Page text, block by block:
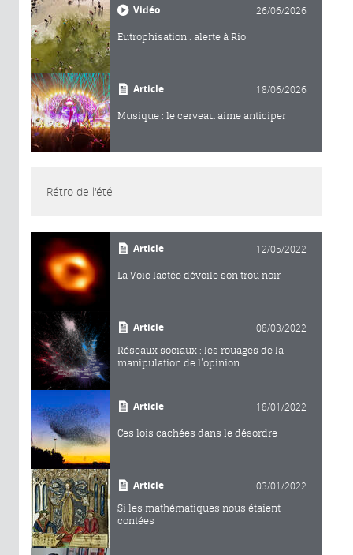
Vidéo 26/06/2026
Eutrophisation : alerte à Rio
Article 18/06/2026
Musique : le cerveau aime anticiper
Rétro de l'été
Article 12/05/2022
La Voie lactée dévoile son trou noir
Article 08/03/2022
Réseaux sociaux : les rouages de la
manipulation de l’opinion
Article 18/01/2022
Ces lois cachées dans le désordre
Article 03/01/2022
Si les mathématiques nous étaient
contées